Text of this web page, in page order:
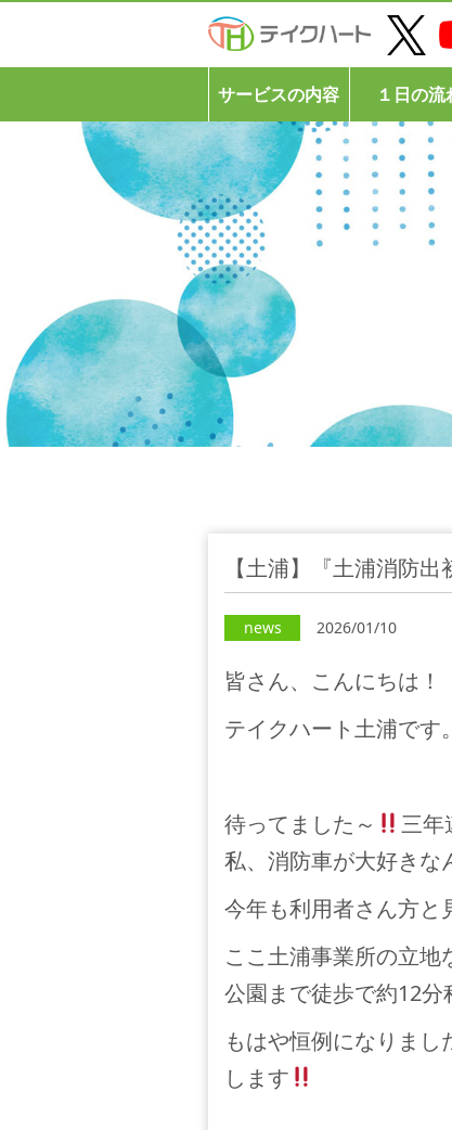
サービスの内容 １日の流
【土浦】『土浦消防出
news 2026/01/10
皆さん、こんにちは！
テイクハート土浦です。
待ってました～ 三年
私、消防車が大好きな
今年も利用者さん方と
ここ土浦事業所の立
公園まで徒歩で約12分
もはや恒例になりまし
します